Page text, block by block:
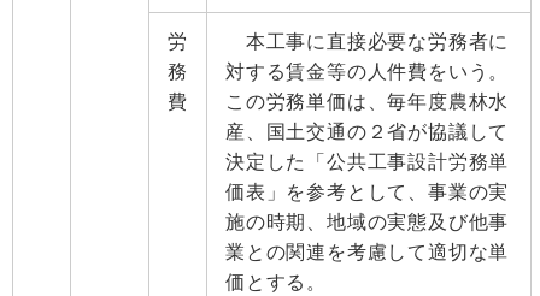
労
務
費
本工事に直接必要な労務者に
対する賃金等の人件費をいう。
この労務単価は、毎年度農林水
産、国土交通の２省が協議して
決定した「公共工事設計労務単
価表」を参考として、事業の実
施の時期、地域の実態及び他事
業との関連を考慮して適切な単
価とする。